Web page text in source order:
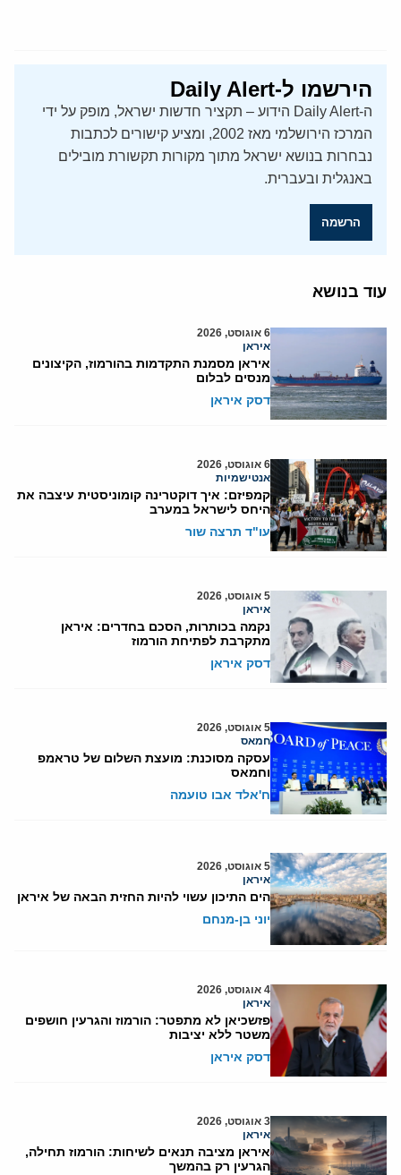
הירשמו ל-Daily Alert
ה-Daily Alert הידוע – תקציר חדשות ישראל, מופק על ידי
המרכז הירושלמי מאז 2002, ומציע קישורים לכתבות
נבחרות בנושא ישראל מתוך מקורות תקשורת מובילים
באנגלית ובעברית.
הרשמה
עוד בנושא
6 אוגוסט, 2026
איראן
איראן מסמנת התקדמות בהורמוז, הקיצונים
מנסים לבלום
דסק איראן
6 אוגוסט, 2026
אנטישמיות
קמפיזם: איך דוקטרינה קומוניסטית עיצבה את
היחס לישראל במערב
עו"ד תרצה שור
5 אוגוסט, 2026
איראן
נקמה בכותרות, הסכם בחדרים: איראן
מתקרבת לפתיחת הורמוז
דסק איראן
5 אוגוסט, 2026
חמאס
עסקה מסוכנת: מועצת השלום של טראמפ
וחמאס
ח'אלד אבו טועמה
5 אוגוסט, 2026
איראן
הים התיכון עשוי להיות החזית הבאה של איראן
יוני בן-מנחם
4 אוגוסט, 2026
איראן
פזשכיאן לא מתפטר: הורמוז והגרעין חושפים
משטר ללא יציבות
דסק איראן
3 אוגוסט, 2026
איראן
איראן מציבה תנאים לשיחות: הורמוז תחילה,
הגרעין רק בהמשך